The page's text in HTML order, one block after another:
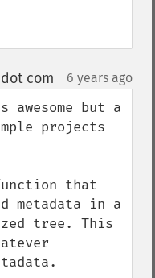
com 6 years ago
but a
projects
that
metadata in a
tree. This